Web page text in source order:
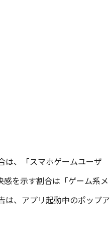
は、「スマホゲームユーザ
を示す割合は「ゲーム系メ
は、アプリ起動中のポップア